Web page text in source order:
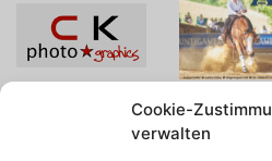
Cookie-
verwalten